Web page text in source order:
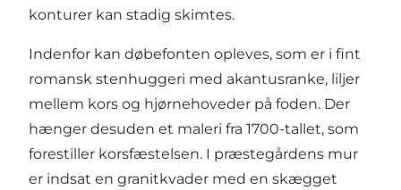
konturer kan stadig skimtes.
Indenfor kan døbefonten opleves, som er i fint
romansk stenhuggeri med akantusranke, liljer
mellem kors og hjørnehoveder på foden. Der
hænger desuden et maleri fra 1700-tallet, som
forestiller korsfæstelsen. I præstegårdens mur
er indsat en granitkvader med en skægget